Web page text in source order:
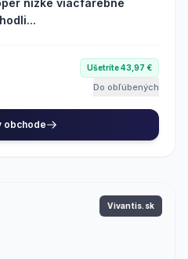
nízke viacfarebné
Ušetríte 43,97 €
Do obľúbených
obchode
Vivantis.sk